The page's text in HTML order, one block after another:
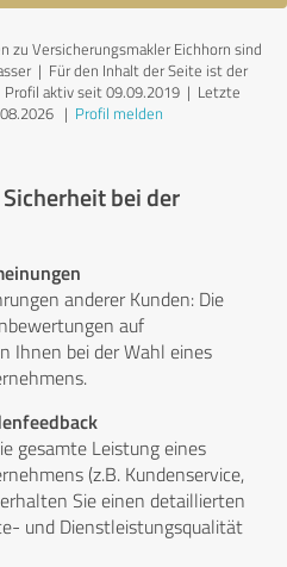
zu Versicherungsmakler Eichhorn sind
| Für den Inhalt der Seite ist der
aktiv seit 09.09.2019 | Letzte
| Profil melden
bei der
anderer Kunden: Die
auf
Ihnen bei der Wahl eines
gesamte Leistung eines
(z.B. Kundenservice,
Sie einen detaillierten
und Dienstleistungsqualität